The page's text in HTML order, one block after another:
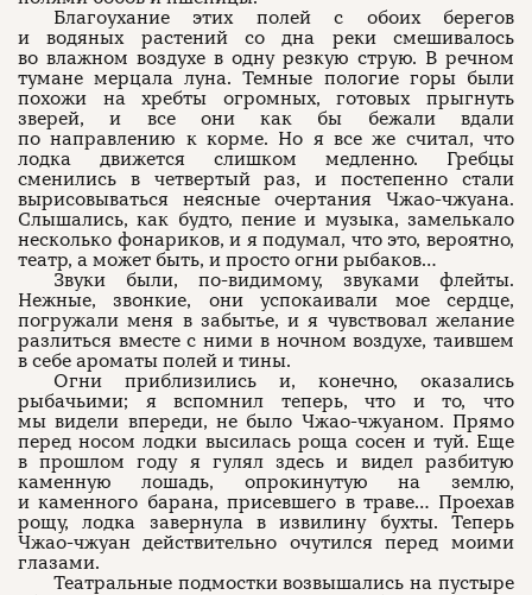
Благоухание этих полей с обоих берегов
и водяных растений со дна реки смешивалось
во влажном воздухе в одну резкую струю. В речном
тумане мерцала луна. Темные пологие горы были
похожи на хребты огромных, готовых прыгнуть
зверей, и все они как бы бежали вдали
по направлению к корме. Но я все же считал, что
лодка движется слишком медленно. Гребцы
сменились в четвертый раз, и постепенно стали
вырисовываться неясные очертания Чжао-чжуана.
Слышались, как будто, пение и музыка, замелькало
несколько фонариков, и я подумал, что это, вероятно,
театр, а может быть, и просто огни рыбаков…
Звуки были, по-видимому, звуками флейты.
Нежные, звонкие, они успокаивали мое сердце,
погружали меня в забытье, и я чувствовал желание
разлиться вместе с ними в ночном воздухе, таившем
в себе ароматы полей и тины.
Огни приблизились и, конечно, оказались
рыбачьими; я вспомнил теперь, что и то, что
мы видели впереди, не было Чжао-чжуаном. Прямо
перед носом лодки высилась роща сосен и туй. Еще
в прошлом году я гулял здесь и видел разбитую
каменную лошадь, опрокинутую на землю,
и каменного барана, присевшего в траве… Проехав
рощу, лодка завернула в извилину бухты. Теперь
Чжао-чжуан действительно очутился перед моими
глазами.
Театральные подмостки возвышались на пустыре